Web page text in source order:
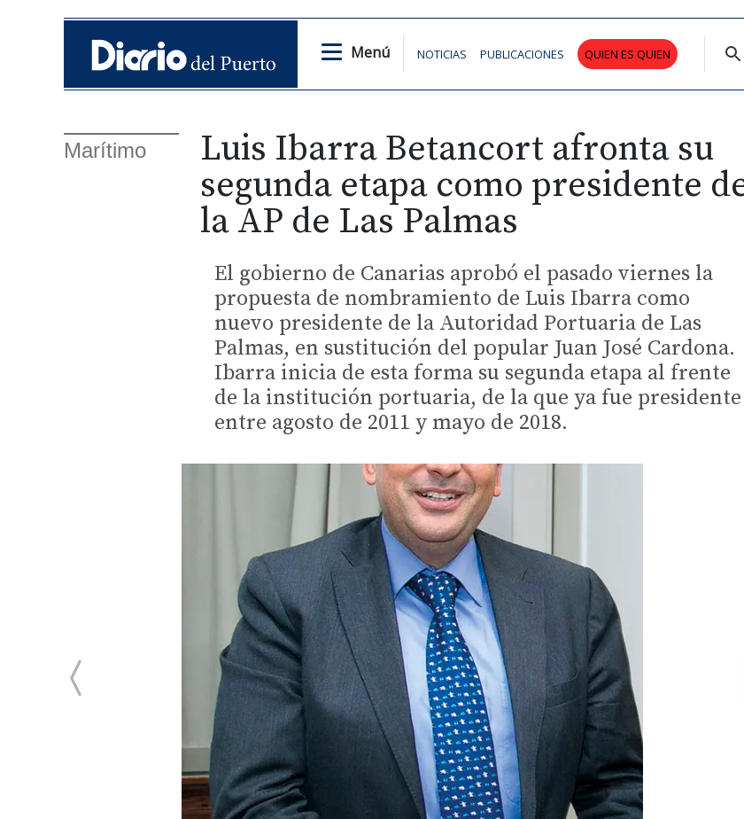
Menú NOTICIAS PUBLICACIONES QUIEN ES QUIEN
Marítimo
Luis Ibarra Betancort afronta su
segunda etapa como presidente
la AP de Las Palmas
El gobierno de Canarias aprobó el pasado viernes la
propuesta de nombramiento de Luis Ibarra como
nuevo presidente de la Autoridad Portuaria de Las
Palmas, en sustitución del popular Juan José Cardona.
Ibarra inicia de esta forma su segunda etapa al frente
de la institución portuaria, de la que ya fue presidente
entre agosto de 2011 y mayo de 2018.